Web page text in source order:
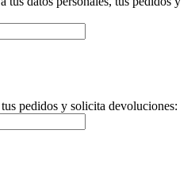
pedidos y solicita devoluciones: